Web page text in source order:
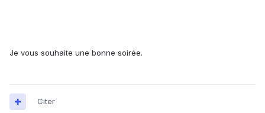
Je vous souhaite une bonne soirée.
Citer